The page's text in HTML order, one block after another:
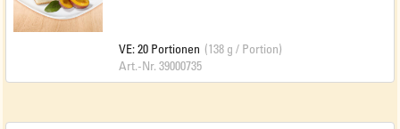
VE: 20 Portionen (138 g / Portion)
Art.-Nr. 39000735